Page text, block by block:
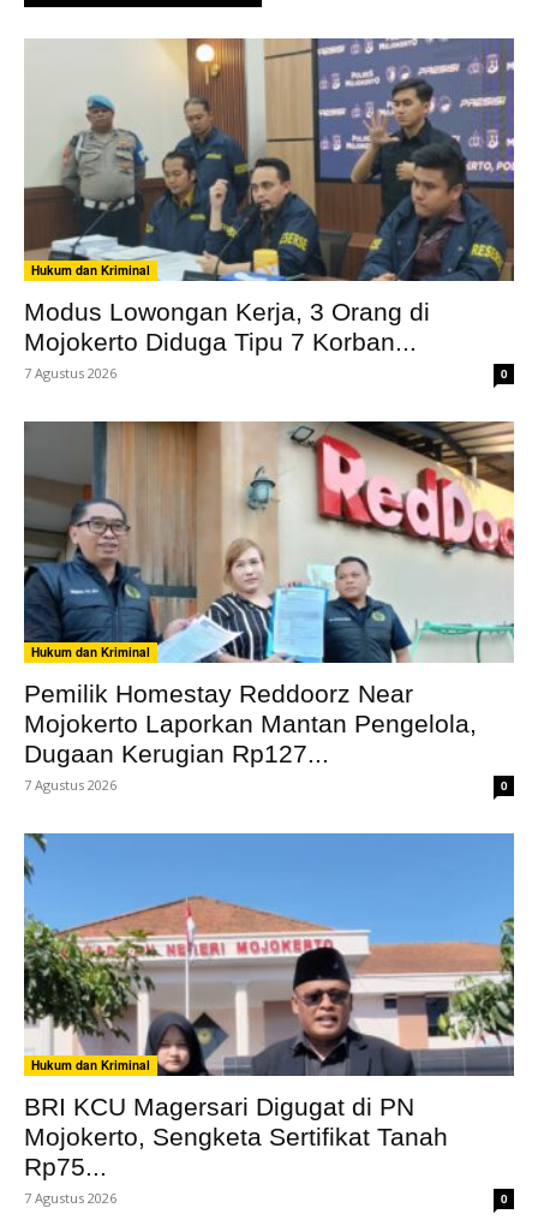
Hukum dan Kriminal
Modus Lowongan Kerja, 3 Orang di
Mojokerto Diduga Tipu 7 Korban...
7 Agustus 2026 0
Hukum dan Kriminal
Pemilik Homestay Reddoorz Near
Mojokerto Laporkan Mantan Pengelola,
Dugaan Kerugian Rp127...
7 Agustus 2026 0
Hukum dan Kriminal
BRI KCU Magersari Digugat di PN
Mojokerto, Sengketa Sertifikat Tanah
Rp75...
7 Agustus 2026 0